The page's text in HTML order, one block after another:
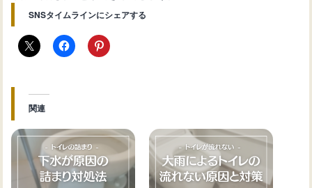
SNSタイムラインにシェアする
関連